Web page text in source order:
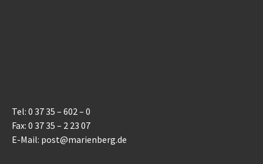
Tel: 0 37 35 – 602 – 0
Fax: 0 37 35 – 2 23 07
E-Mail: post@marienberg.de